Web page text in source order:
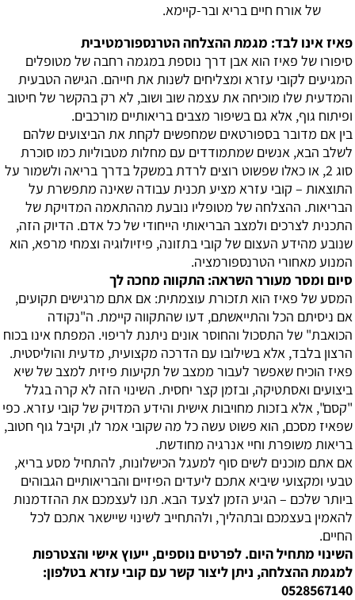
של אורח חיים בריא ובר-קיימא.
פאיז אינו לבד: מגמת ההצלחה הטרנספורמטיבית
סיפורו של פאיז הוא אבן דרך נוספת במגמה רחבה של מטופלים
המגיעים לקובי עזרא ומצליחים לשנות את חייהם. הגישה הטבעית
והמדעית שלו מוכיחה את עצמה שוב ושוב, לא רק בהקשר של חיטוב
ופיתוח גוף, אלא גם בשיפור מצבים בריאותיים מורכבים.
בין אם מדובר בספורטאים שמחפשים לקחת את הביצועים שלהם
לשלב הבא, אנשים שמתמודדים עם מחלות מטבוליות כמו סוכרת
סוג 2, או כאלו שפשוט רוצים לרדת במשקל בדרך בריאה ולשמור על
התוצאות – קובי עזרא מציע תכנית עבודה שאינה מתפשרת על
הבריאות. ההצלחה של מטופליו נובעת מההתאמה המדויקת של
התכנית לצרכים ולמצב הבריאותי הייחודי של כל אדם. הדיוק הזה,
שנובע מהידע העצום של קובי בתזונה, פיזיולוגיה וצמחי מרפא, הוא
המנוע מאחורי הטרנספורמציה.
סיום ומסר מעורר השראה: התקווה מחכה לך
המסע של פאיז הוא תזכורת עוצמתית: אם אתם מרגישים תקועים,
אם ניסיתם הכל והתייאשתם, דעו שהתקווה קיימת. ה"נקודה
הכואבת" של התסכול והחוסר אונים ניתנת לריפוי. המפתח אינו בכוח
הרצון בלבד, אלא בשילובו עם הדרכה מקצועית, מדעית והוליסטית.
פאיז הוכיח שאפשר לעבור ממצב של תקיעות פיזית למצב של שיא
ביצועים ואסתטיקה, ובזמן קצר יחסית. השינוי הזה לא קרה בגלל
"קסם", אלא בזכות מחויבות אישית והידע המדויק של קובי עזרא. כפי
שפאיז מסכם, הוא פשוט עשה כל מה שקובי אמר לו, וקיבל גוף חטוב,
בריאות משופרת וחיי אנרגיה מחודשת.
אם אתם מוכנים לשים סוף למעגל הכישלונות, להתחיל מסע בריא,
טבעי ומקצועי שיביא אתכם ליעדים הפיזיים והבריאותיים הגבוהים
ביותר שלכם – הגיע הזמן לצעד הבא. תנו לעצמכם את ההזדמנות
להאמין בעצמכם ובתהליך, ולהתחייב לשינוי שיישאר אתכם לכל
החיים.
השינוי מתחיל היום. לפרטים נוספים, ייעוץ אישי והצטרפות
למגמת ההצלחה, ניתן ליצור קשר עם קובי עזרא בטלפון:
0528567140